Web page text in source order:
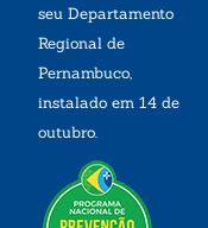
seu Departamento
Regional de
Pernambuco,
instalado em 14 de
outubro.